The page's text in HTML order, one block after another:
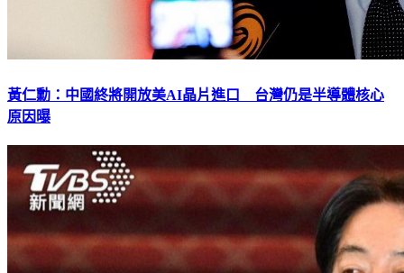
黃仁勳：中國終將開放美AI晶片進口 台灣仍是半導體核心
原因曝